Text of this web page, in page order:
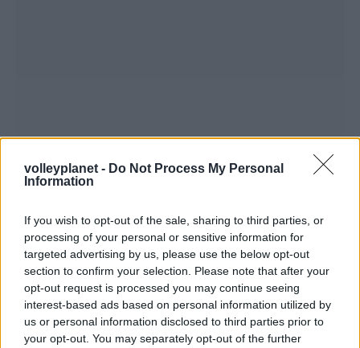
volleyplanet - Do Not Process My Personal
Information
If you wish to opt-out of the sale, sharing to third parties, or
processing of your personal or sensitive information for
targeted advertising by us, please use the below opt-out
section to confirm your selection. Please note that after your
opt-out request is processed you may continue seeing
interest-based ads based on personal information utilized by
us or personal information disclosed to third parties prior to
your opt-out. You may separately opt-out of the further